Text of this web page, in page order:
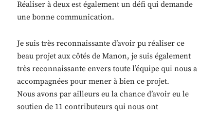
Réaliser à deux est également un défi qui demande
une bonne communication.
Je suis très reconnaissante d’avoir pu réaliser ce
beau projet aux côtés de Manon, je suis également
très reconnaissante envers toute l’équipe qui nous a
accompagnées pour mener à bien ce projet.
Nous avons par ailleurs eu la chance d’avoir eu le
soutien de 11 contributeurs qui nous ont